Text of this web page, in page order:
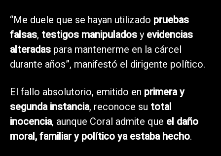
“Me duele que se hayan utilizado pruebas
falsas, testigos manipuladosyevidencias
alteradas para mantenerme en la cárcel
durante años”, manifestó el dirigente político.
El fallo absolutorio, emitido en primera y
segunda instancia, reconoce su total
inocencia, aunque Coral admite que el daño
moral, familiar y político ya estaba hecho.